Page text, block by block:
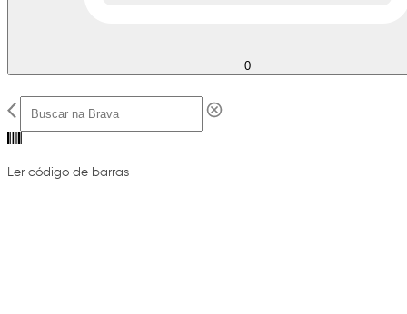
0
Ler código de barras